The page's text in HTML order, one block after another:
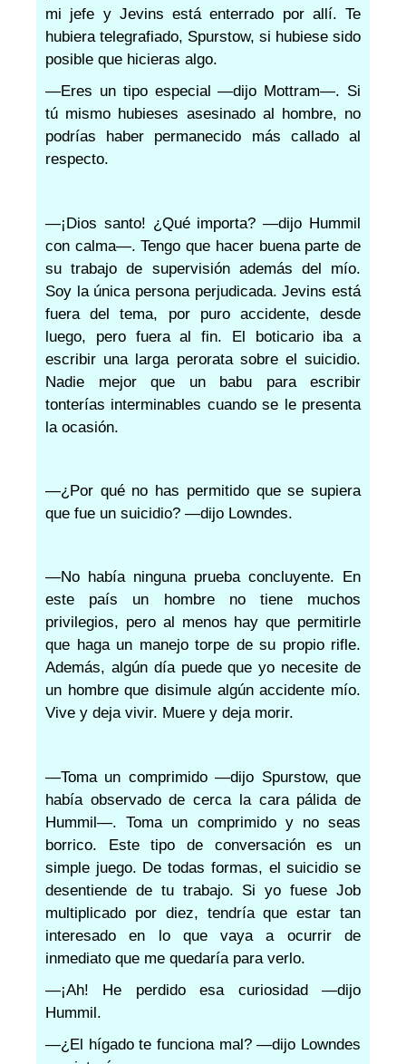
mi jefe y Jevins está enterrado por allí. Te
hubiera telegrafiado, Spurstow, si hubiese sido
posible que hicieras algo.
—Eres un tipo especial —dijo Mottram—. Si
tú mismo hubieses asesinado al hombre, no
podrías haber permanecido más callado al
respecto.
—¡Dios santo! ¿Qué importa? —dijo Hummil
con calma—. Tengo que hacer buena parte de
su trabajo de supervisión además del mío.
Soy la única persona perjudicada. Jevins está
fuera del tema, por puro accidente, desde
luego, pero fuera al fin. El boticario iba a
escribir una larga perorata sobre el suicidio.
Nadie mejor que un babu para escribir
tonterías interminables cuando se le presenta
la ocasión.
—¿Por qué no has permitido que se supiera
que fue un suicidio? —dijo Lowndes.
—No había ninguna prueba concluyente. En
este país un hombre no tiene muchos
privilegios, pero al menos hay que permitirle
que haga un manejo torpe de su propio rifle.
Además, algún día puede que yo necesite de
un hombre que disimule algún accidente mío.
Vive y deja vivir. Muere y deja morir.
—Toma un comprimido —dijo Spurstow, que
había observado de cerca la cara pálida de
Hummil—. Toma un comprimido y no seas
borrico. Este tipo de conversación es un
simple juego. De todas formas, el suicidio se
desentiende de tu trabajo. Si yo fuese Job
multiplicado por diez, tendría que estar tan
interesado en lo que vaya a ocurrir de
inmediato que me quedaría para verlo.
—¡Ah! He perdido esa curiosidad —dijo
Hummil.
—¿El hígado te funciona mal? —dijo Lowndes